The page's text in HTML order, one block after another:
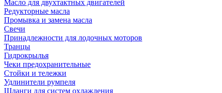
Масло для двухтактных двигателей
Редукторные масла
Промывка и замена масла
Свечи
Принадлежности для лодочных моторов
Транцы
Гидрокрылья
Чеки предохранительные
Стойки и тележки
Удлинители румпеля
Шланги для систем охлаждения